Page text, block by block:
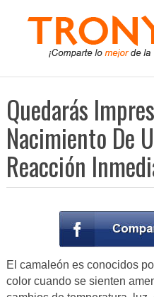
Quedarás
Nacimiento De
Reacción
El camaleón es conocidos
color cuando se sienten